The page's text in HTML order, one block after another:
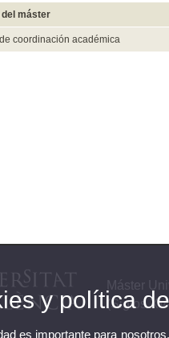
máster
coordinación académica
Máster
(Siglos
y política
es importante para